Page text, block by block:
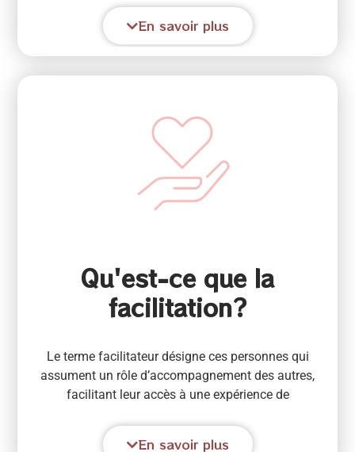
était nécessaire un espace où les personnes se
permettaient d’extérioriser ce qu’ils vivaient et
comprenaient dans les sessions.
Dans cet espace de nombreuses libérations
l’ayahuasca peuvent s’intégrer et se solidifier dans
une attitude qui peut être amenée dans la vie
quotidienne.
En savoir plus
Qu'est-ce que la
facilitation?
Le terme facilitateur désigne ces personnes qui
assument un rôle d’accompagnement des autres,
facilitant leur accès à une expérience de
accompagnent également pour que ces personnes
En savoir plus